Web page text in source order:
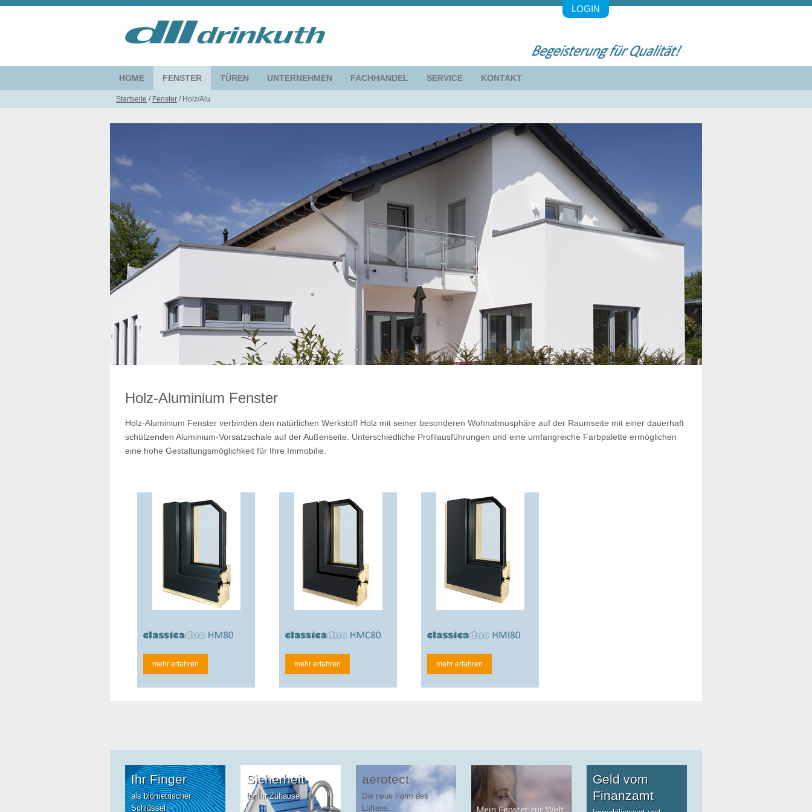
LOGIN
HOME FENSTER TÜREN UNTERNEHMEN FACHHANDEL SERVICE KONTAKT
Startseite / Fenster / Holz/Alu
Holz-Aluminium Fenster
Holz-Aluminium Fenster verbinden den natürlichen Werkstoff Holz mit seiner besonderen Wohnatmosphäre auf der Raumseite mit einer dauerhaft
schützenden Aluminium-Vorsatzschale auf der Außenseite. Unterschiedliche Profilausführungen und eine umfangreiche Farbpalette ermöglichen
eine hohe Gestaltungsmöglichkeit für Ihre Immobilie.
mehr erfahren mehr erfahren mehr erfahren
Ihr Finger
als biometrischer
Schlüssel
Sicherheit
für Ihr Zuhause
aerotect
Die neue Form des
Lüftens.
Geld vom
Finanzamt